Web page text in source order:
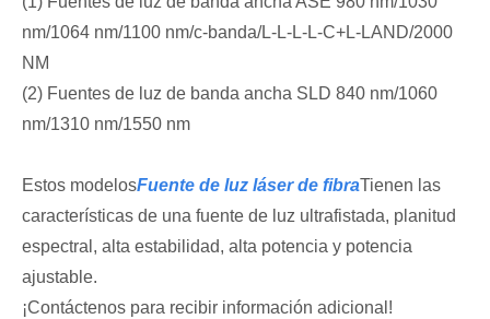
nm/1064 nm/1100 nm/c-banda/L-L-L-L-C+L-LAND/2000
NM
(2) Fuentes de luz de banda ancha SLD 840 nm/1060
nm/1310 nm/1550 nm
Estos modelosFuente de luz láser de fibraTienen las
características de una fuente de luz ultrafistada, planitud
espectral, alta estabilidad, alta potencia y potencia
ajustable.
¡Contáctenos para recibir información adicional!